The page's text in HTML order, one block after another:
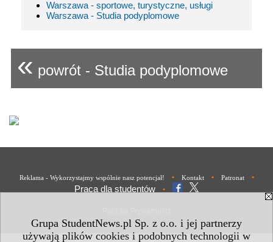
Grupa StudentNews.pl Sp. z o.o. i jej partnerzy
używają plików cookies i podobnych technologii w
Warszawa - sportowe, turystyczne, usługi
Warszawa - Studia podyplomowe
« powrót - Studia podyplomowe
Reklama - Wykorzystajmy wspólnie nasz potencjał! • Kontakt • Patronat •
Praca dla studentów •